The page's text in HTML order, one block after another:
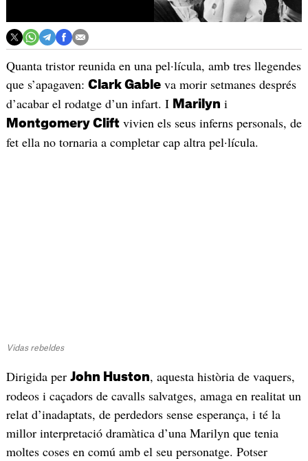
Quanta tristor reunida en una pel·lícula, amb tres llegendes
que s’apagaven: Clark Gableva morir setmanes després
d’acabar el rodatge d’un infart. I Marilyn i
Montgomery Cliftvivien els seus inferns personals, de
fet ella no tornaria a completar cap altra pel·lícula.
Vidas rebeldes
Dirigida per John Huston, aquesta història de vaquers,
rodeos i caçadors de cavalls salvatges, amaga en realitat un
relat d’inadaptats, de perdedors sense esperança, i té la
millor interpretació dramàtica d’una Marilyn que tenia
moltes coses en comú amb el seu personatge. Potser